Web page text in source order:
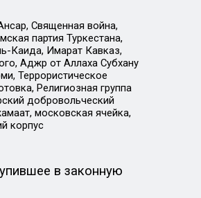
Священная война,
партия Туркестана,
Каида, Имарат Кавказ,
Аджр от Аллаха Субхану
Террористическое
Религиозная группа
добровольческий
московская ячейка,
корпус
в законную